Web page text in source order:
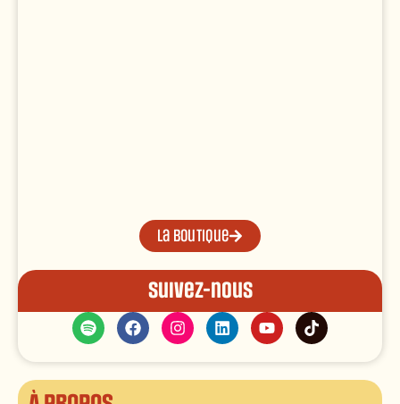
La boutique
Suivez-nous